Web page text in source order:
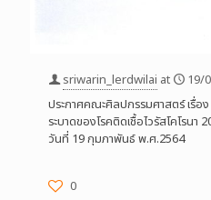
sriwarin_lerdwilai at
19/
ประกาศคณะศิลปกรรมศาสตร์ เรื่อง
ระบาดของโรคติดเชื้อไวรัสโคโรน
วันที่ 19 กุมภาพันธ์ พ.ศ.2564
0